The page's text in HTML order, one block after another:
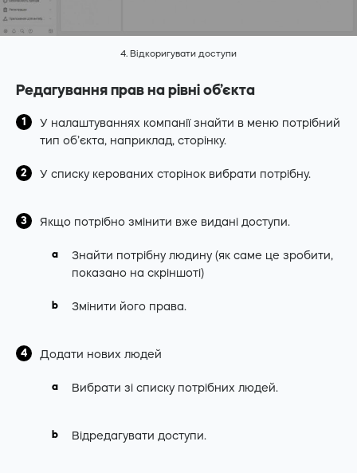
4. Відкоригувати доступи
Редагування прав на рівні об’єкта
У налаштуваннях компанії знайти в меню потрібний
тип об’єкта, наприклад, сторінку.
У списку керованих сторінок вибрати потрібну.
Якщо потрібно змінити вже видані доступи.
Знайти потрібну людину (як саме це зробити,
показано на скріншоті)
Змінити його права.
Додати нових людей
Вибрати зі списку потрібних людей.
Відредагувати доступи.